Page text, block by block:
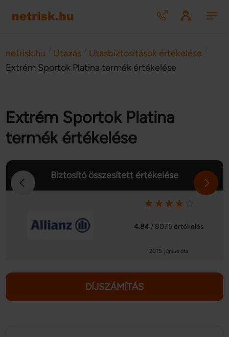
netrisk.hu Utazás Utasbiztosítások értékelése
Extrém Sportok Platina termék értékelése
Extrém Sportok Platina
termék értékelése
Biztosító összesített értékelése
4.84 / 8075 értékelés
2015. június óta
DÍJSZÁMÍTÁS